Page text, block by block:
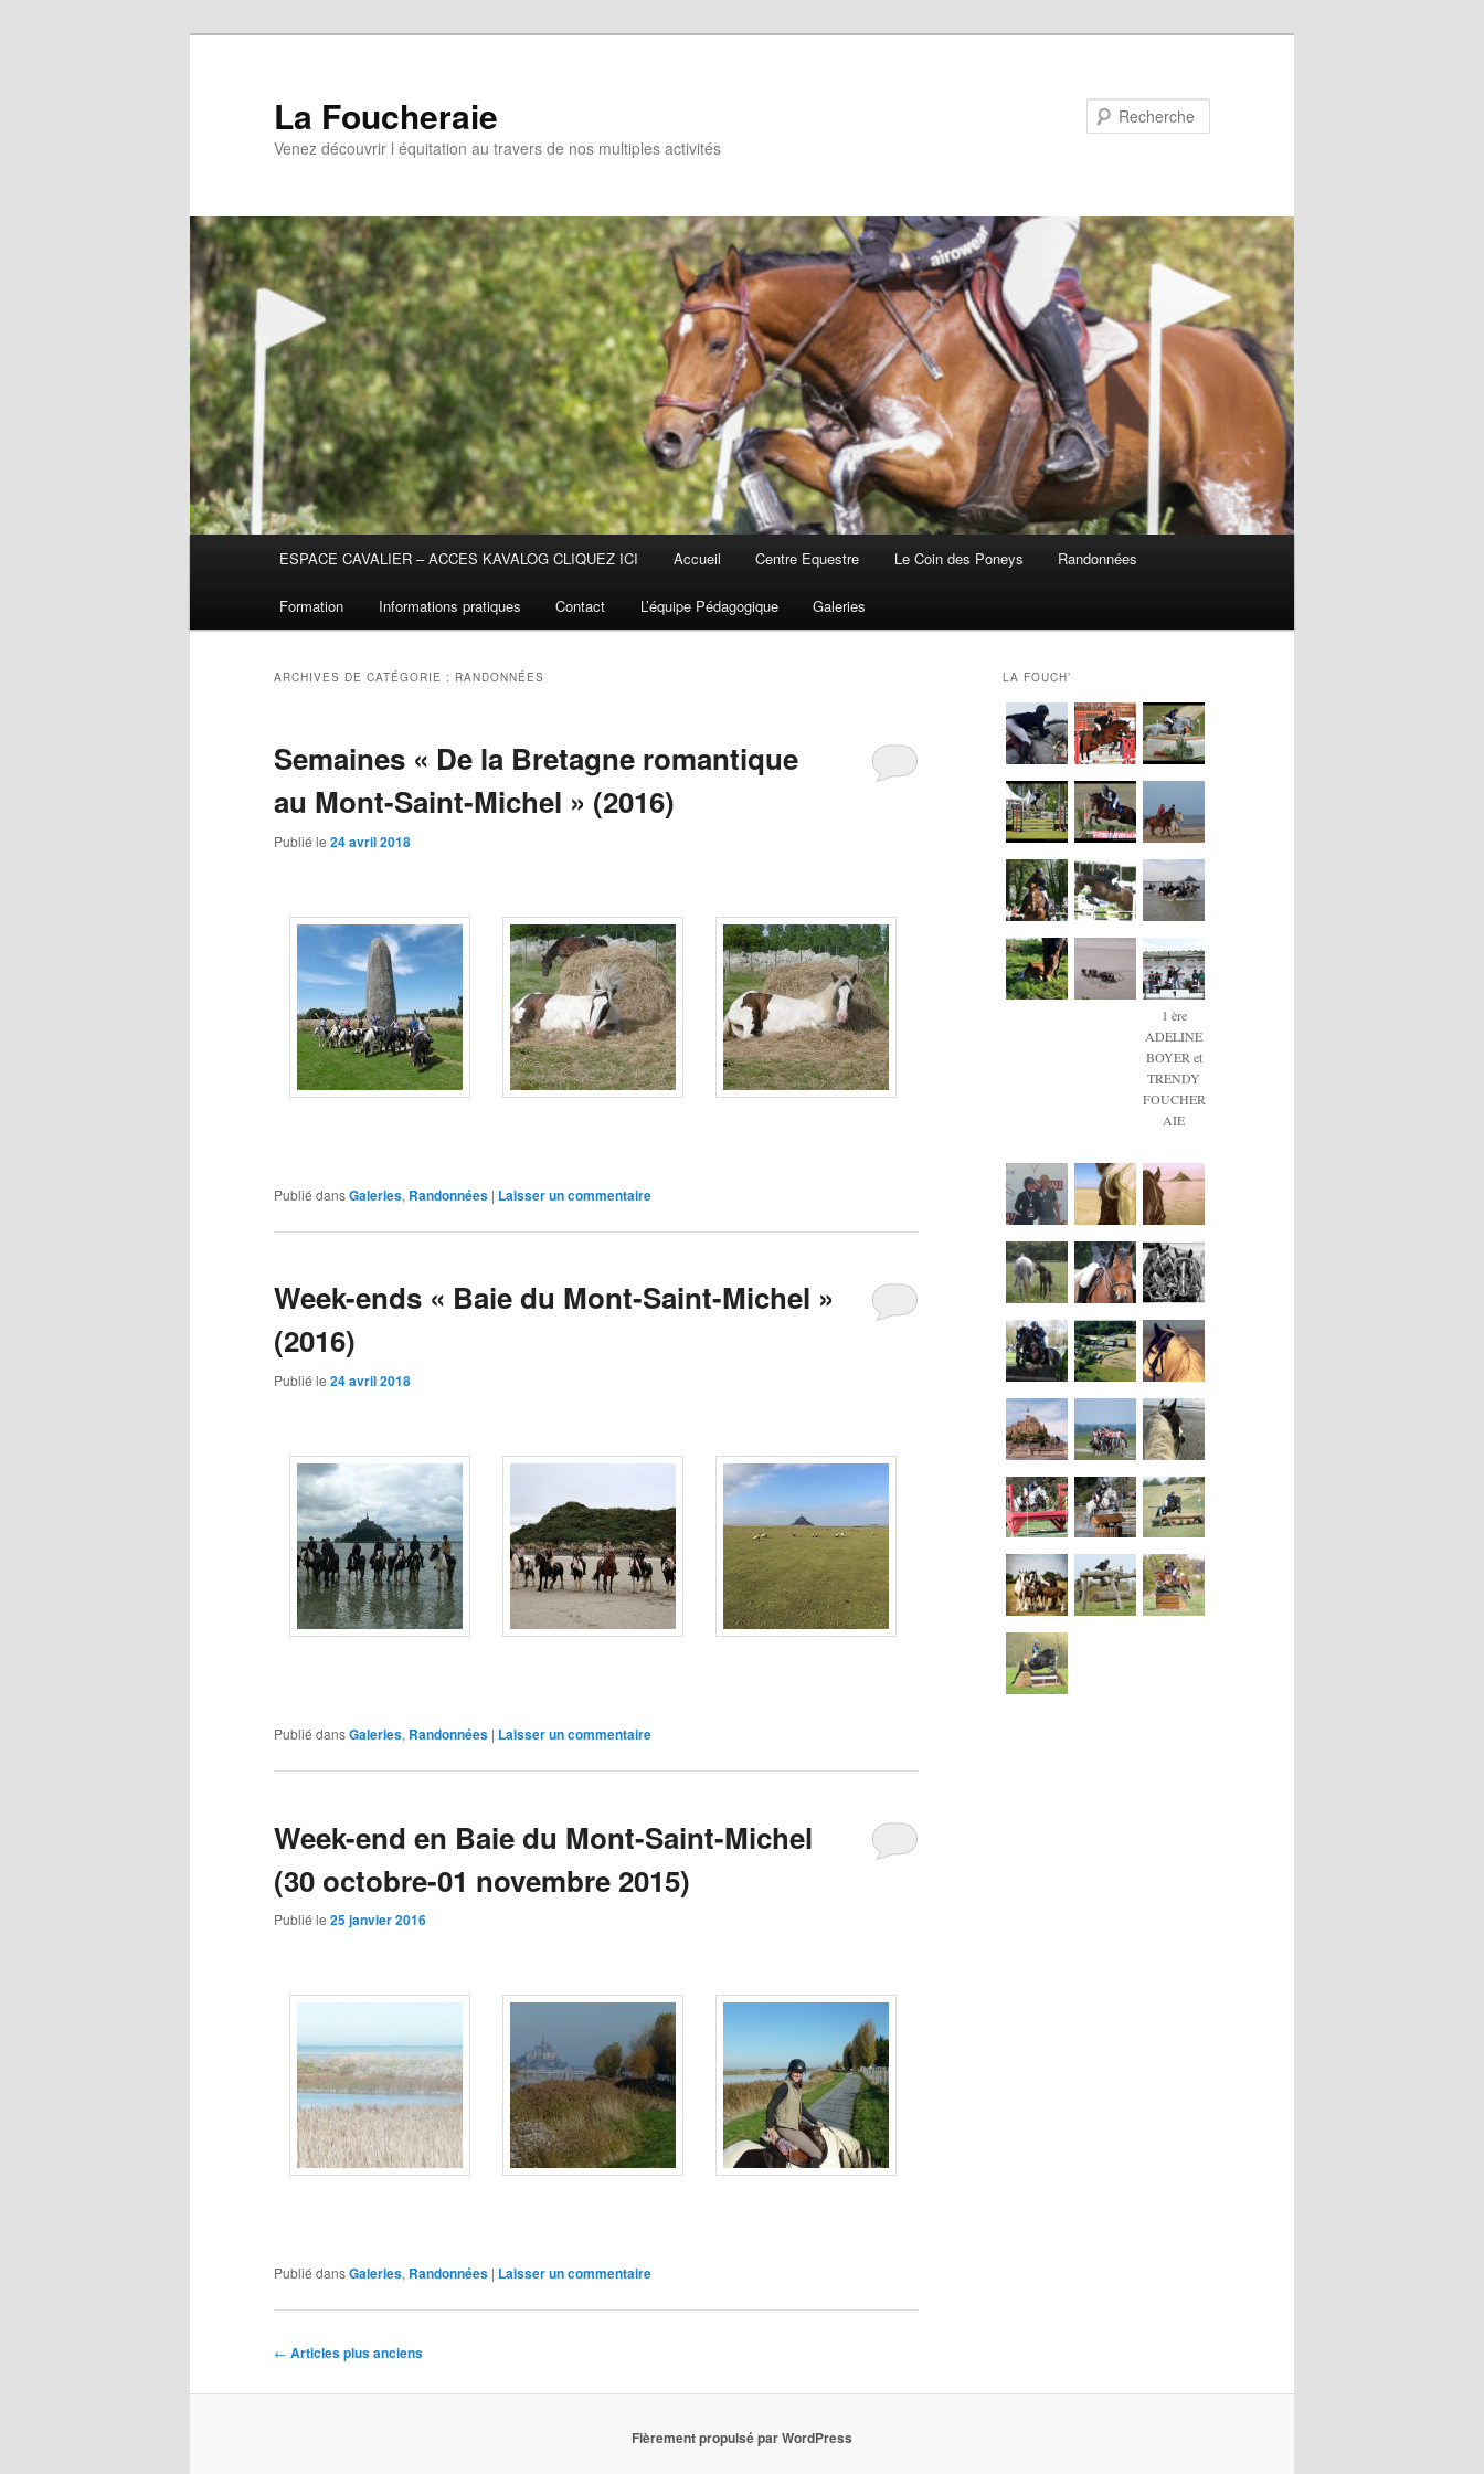
La Foucheraie
Venez découvrir l équitation au travers de nos multiples activités
ESPACE CAVALIER – ACCES KAVALOG CLIQUEZ ICI Accueil Centre Equestre Le Coin des Poneys Randonnées
Formation Informations pratiques Contact L’équipe Pédagogique Galeries
ARCHIVES DE CATÉGORIE : RANDONNÉES
Semaines « De la Bretagne romantique
au Mont-Saint-Michel » (2016)
Publié le 24 avril 2018
Publié dansGaleries, Randonnées | Laisser un commentaire
Week-ends « Baie du Mont-Saint-Michel »
(2016)
Publié le 24 avril 2018
Publié dansGaleries, Randonnées | Laisser un commentaire
Week-end en Baie du Mont-Saint-Michel
(30 octobre-01 novembre 2015)
Publié le 25 janvier 2016
Publié dansGaleries, Randonnées | Laisser un commentaire
Navigation
← Articles plus anciens
LA FOUCH’
1 ère
ADELINE
BOYER et
TRENDY
FOUCHER
AIE
Fièrement propulsé par WordPress